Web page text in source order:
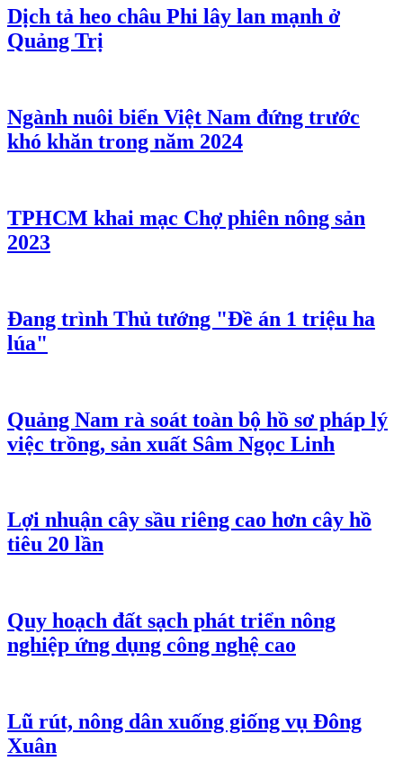
Dịch tả heo châu Phi lây lan mạnh ở
Quảng Trị
Ngành nuôi biển Việt Nam đứng trước
khó khăn trong năm 2024
TPHCM khai mạc Chợ phiên nông sản
2023
Đang trình Thủ tướng "Đề án 1 triệu ha
lúa"
Quảng Nam rà soát toàn bộ hồ sơ pháp lý
việc trồng, sản xuất Sâm Ngọc Linh
Lợi nhuận cây sầu riêng cao hơn cây hồ
tiêu 20 lần
Quy hoạch đất sạch phát triển nông
nghiệp ứng dụng công nghệ cao
Lũ rút, nông dân xuống giống vụ Đông
Xuân